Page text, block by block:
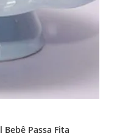
Passa Fita